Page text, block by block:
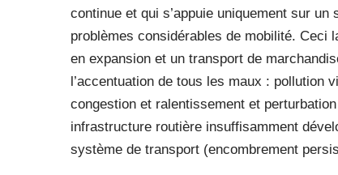
continue et qui s’appuie uniquement sur
problèmes considérables de mobilité. Ceci
en expansion et un transport de
l’accentuation de tous les maux : pollution
congestion et ralentissement et
infrastructure routière insuffisamment
système de transport (encombrement